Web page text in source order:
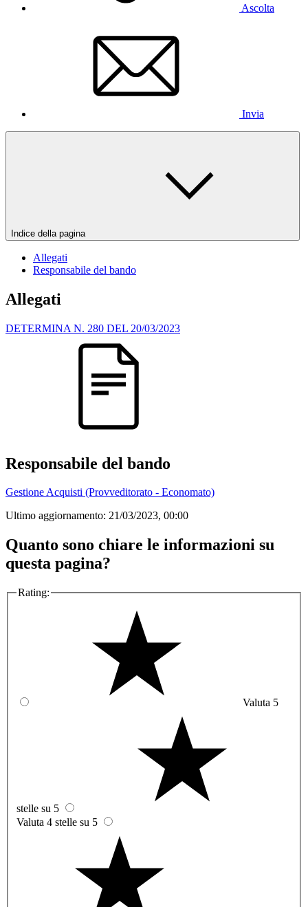
Ascolta
Invia
Indice della pagina
Allegati
Responsabile del bando
Allegati
DETERMINA N. 280 DEL 20/03/2023
Responsabile del bando
Gestione Acquisti (Provveditorato - Economato)
Ultimo aggiornamento: 21/03/2023, 00:00
Quanto sono chiare le informazioni su
questa pagina?
Rating:
Valuta 5
stelle su 5
Valuta 4 stelle su 5